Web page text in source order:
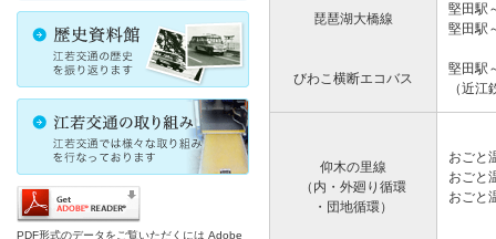
PDF形式のデータをご覧いただくには Adobe
琵琶湖大橋線
びわこ横断エコバス
堅田駅
堅田駅
堅田駅
（近
仰木の里線
（内・外廻り循環
・団地循環）
おごと
おごと
おごと